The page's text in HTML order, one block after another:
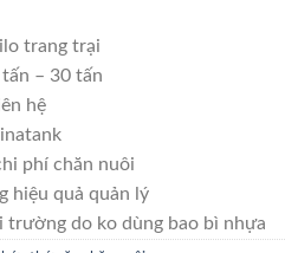
trang trại
tấn – 30 tấn
hệ
phí chăn nuôi
hiệu quả quản lý
trường do ko dùng bao bì nhựa